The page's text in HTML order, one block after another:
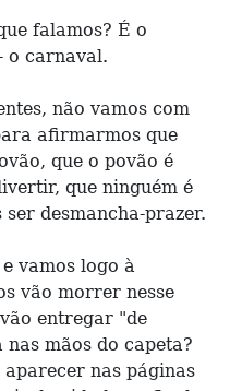
falamos? É o
o carnaval.
não vamos com
afirmarmos que
que o povão é
que ninguém é
desmancha-prazer.
vamos logo à
vão morrer nesse
entregar "de
mãos do capeta?
aparecer nas páginas